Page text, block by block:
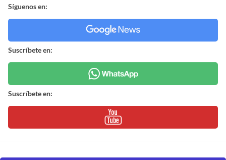
Síguenos en:
Suscríbete en:
Suscríbete en: